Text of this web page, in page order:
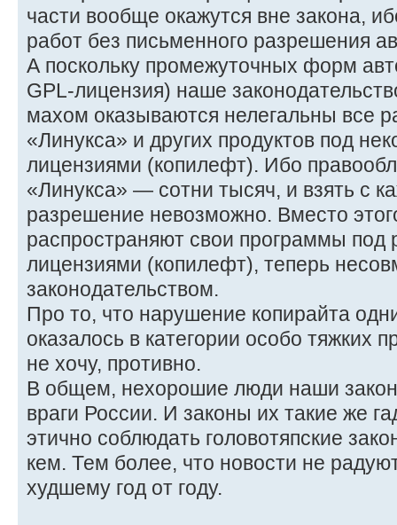
части вообще окажутся вне закона,
работ без письменного разрешения
А поскольку промежуточных форм
GPL-лицензия) наше
махом оказываются нелегальны все
«Линукса» и других продуктов под
лицензиями (копилефт). Ибо
«Линукса» — сотни тысяч, и взять с
разрешение невозможно. Вместо
распространяют свои программы
лицензиями (копилефт), теперь
законодательством.
Про то, что нарушение копирайта
оказалось в категории особо тяжких
не хочу, противно.
В общем, нехорошие люди наши
враги России. И законы их такие же
этично соблюдать головотяпские
кем. Тем более, что новости не
худшему год от году.